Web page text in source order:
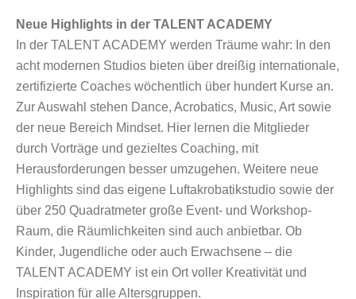
Neue Highlights in der TALENT ACADEMY
In der TALENT ACADEMY werden Träume wahr: In den
acht modernen Studios bieten über dreißig internationale,
zertifizierte Coaches wöchentlich über hundert Kurse an.
Zur Auswahl stehen Dance, Acrobatics, Music, Art sowie
der neue Bereich Mindset. Hier lernen die Mitglieder
durch Vorträge und gezieltes Coaching, mit
Herausforderungen besser umzugehen. Weitere neue
Highlights sind das eigene Luftakrobatikstudio sowie der
über 250 Quadratmeter große Event- und Workshop-
Raum, die Räumlichkeiten sind auch anbietbar. Ob
Kinder, Jugendliche oder auch Erwachsene – die
TALENT ACADEMY ist ein Ort voller Kreativität und
Inspiration für alle Altersgruppen.